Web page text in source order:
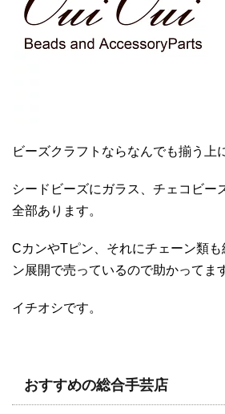
ビーズクラフトならなんでも揃う上
シードビーズにガラス、チェコビー
全部あります。
CカンやTピン、それにチェーン類も
ン展開で売っているので助かってま
イチオシです。
おすすめの総合手芸店